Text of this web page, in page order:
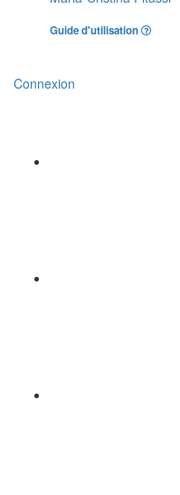
Guide d'utilisation
Connexion